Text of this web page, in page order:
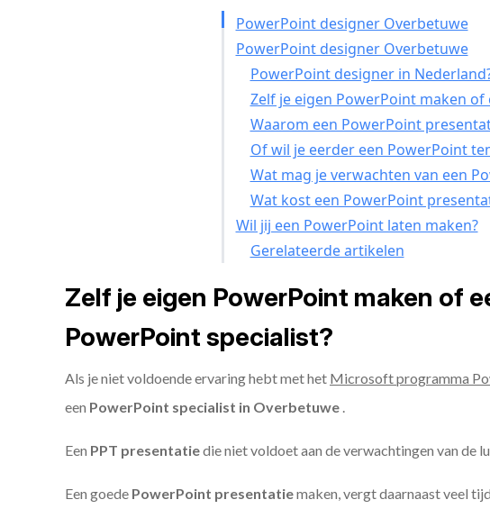
PowerPoint designer Overbetuwe
PowerPoint designer Overbetuwe
PowerPoint designer in
Zelf je eigen PowerPoint maken
Waarom een PowerPoint
Of wil je eerder een PowerPoint
Wat mag je verwachten van een
Wat kost een PowerPoint
Wil jij een PowerPoint laten maken?
Gerelateerde artikelen
Zelf je eigen PowerPoint maken of
PowerPoint specialist?
Als je niet voldoende ervaring hebt met het Microsoft programma
een PowerPoint specialist in Overbetuwe .
Een PPT presentatiedie niet voldoet aan de verwachtingen van de
Een goede PowerPoint presentatiemaken, vergt daarnaast veel